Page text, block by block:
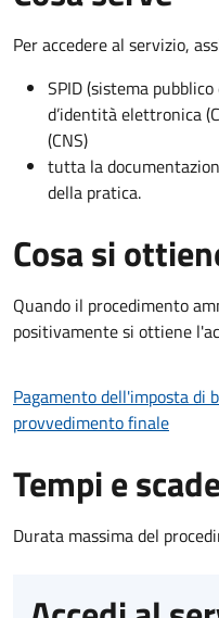
Per accedere al servizio,
SPID (sistema
d’identità elettronica
(CNS)
tutta la
della pratica.
Cosa si
Quando il procedimento
positivamente si ottiene
Pagamento dell'imposta di
provvedimento finale
Tempi e
Durata massima del